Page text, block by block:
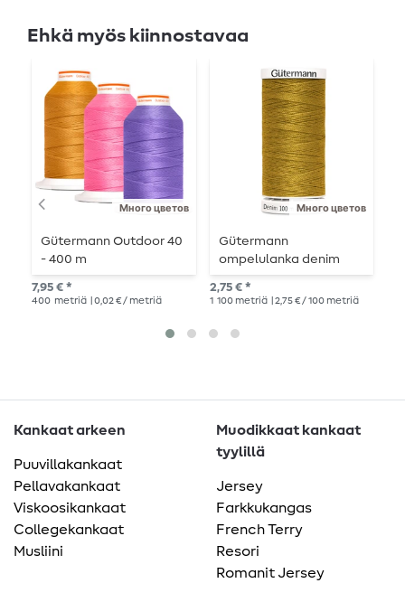
Ehkä myös kiinnostavaa
Много цветов
Gütermann Outdoor 40
- 400 m
7,95 € *
400 metriä | 0,02 € / metriä
Много цветов
Gütermann
ompelulanka denim
100m
2,75 € *
1 100 metriä | 2,75 € / 100 metriä
Kankaat arkeen
Puuvillakankaat
Pellavakankaat
Viskoosikankaat
Collegekankaat
Musliini
Muodikkaat kankaat
tyylillä
Jersey
Farkkukangas
French Terry
Resori
Romanit Jersey